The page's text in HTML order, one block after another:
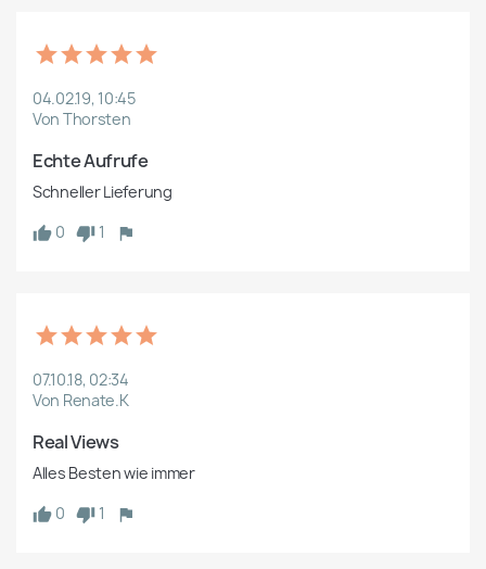
04.02.19, 10:45
Von Thorsten
Echte Aufrufe
Schneller Lieferung
0
1
07.10.18, 02:34
Von Renate.K
Real Views
Alles Besten wie immer
0
1